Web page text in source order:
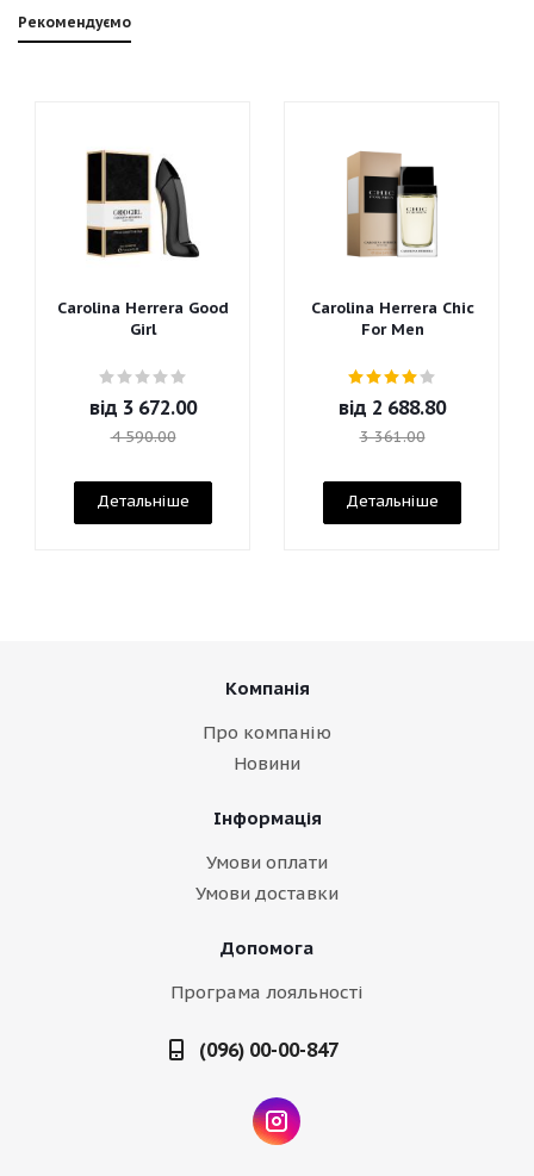
Рекомендуємо
Carolina Herrera Good
Girl
від 3 672.00
4 590.00
Детальніше
Carolina Herrera Chic
For Men
від 2 688.80
3 361.00
Детальніше
Компанія
Про компанію
Новини
Інформація
Умови оплати
Умови доставки
Допомога
Програма лояльності
(096) 00-00-847